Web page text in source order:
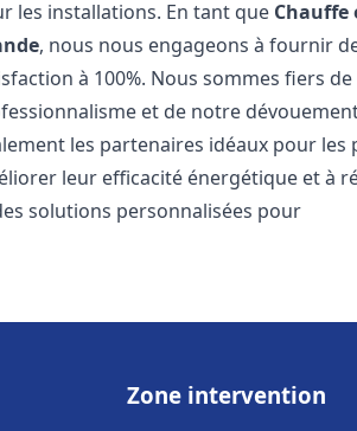
les installations. En tant que
, nous nous engageons à fournir
à 100%. Nous sommes fiers
et de notre
les partenaires idéaux pour
leur efficacité énergétique et à
solutions personnalisées pour
Zone intervention